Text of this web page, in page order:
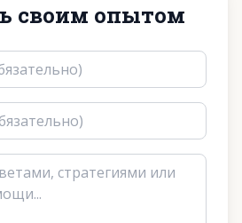
своим опытом